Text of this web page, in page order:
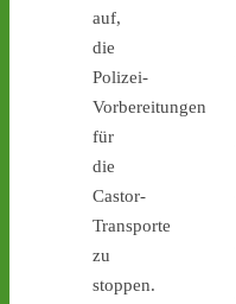
auf,
die
Polizei-
Vorbereitungen
für
die
Castor-
Transporte
zu
stoppen.